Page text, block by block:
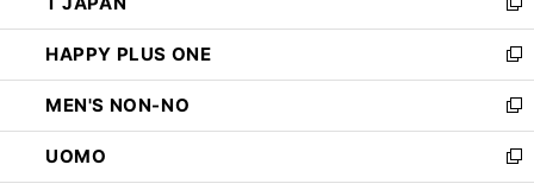
開
く
ド
ウ
で
開
く
ィ
ン
ド
ウ
で
開
く
い
ウ
ィ
ン
ド
ウ
で
開
新
し
い
ウ
ィ
ン
ド
ウ
HAPPY PLUS ONE
新
し
い
ウ
ィ
ン
MEN'S NON-NO
新
し
い
ウ
UOMO
新